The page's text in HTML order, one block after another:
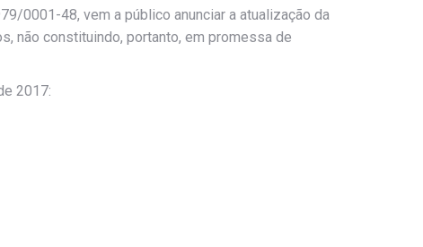
0001-48, vem a público anunciar a atualização da
não constituindo, portanto, em promessa de
2017: